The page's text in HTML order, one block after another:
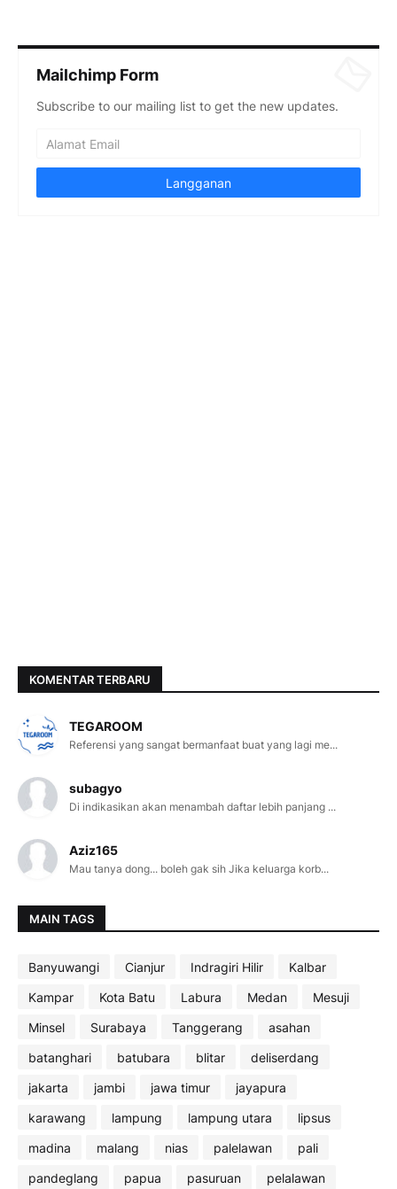
Mailchimp Form
Subscribe to our mailing list to get the new updates.
KOMENTAR TERBARU
TEGAROOM
Referensi yang sangat bermanfaat buat yang lagi me...
subagyo
Di indikasikan akan menambah daftar lebih panjang ...
Aziz165
Mau tanya dong... boleh gak sih Jika keluarga korb...
MAIN TAGS
Banyuwangi Cianjur Indragiri Hilir
Kalbar
Kampar
Kota Batu Labura Medan
Mesuji
Minsel
Surabaya Tanggerang
asahan
batanghari
batubara blitar
deliserdang
jakarta
jambi jawa timur
jayapura
karawang
lampung lampung utara
lipsus
madina
malang nias palelawan
pali
pandeglang
papua pasuruan
pelalawan